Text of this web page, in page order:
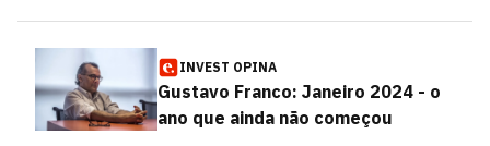
INVEST OPINA
Gustavo Franco: Janeiro 2024 - o
ano que ainda não começou